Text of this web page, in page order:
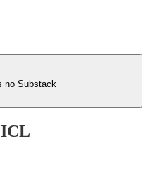
no Substack
ICL